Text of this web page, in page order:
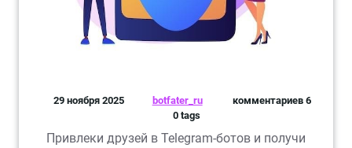
29 ноября 2025 botfater_ru
комментариев 6
0 tags
Привлеки друзей в Telegram-ботов и получи